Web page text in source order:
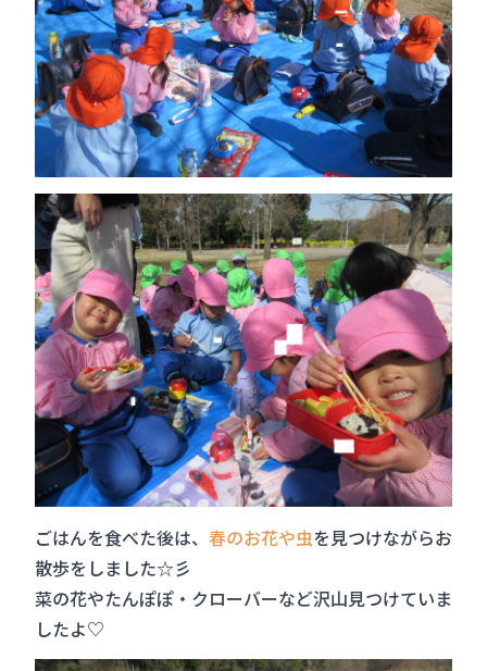
ごはんを食べた後は、 春のお花や虫を見つけながらお
散歩をしました☆彡
菜の花やたんぽぽ・クローバーなど沢山見つけていま
したよ♡